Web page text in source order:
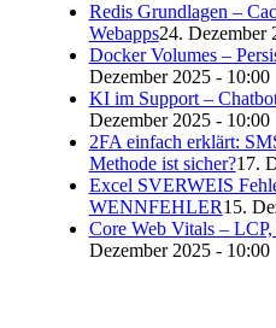
Redis Grundlagen –
Webapps24. Dezember
Docker Volumes –
Dezember 2025 - 10:00
KI im Support –
Dezember 2025 - 10:00
2FA einfach erklärt:
Methode ist sicher?17.
Excel SVERWEIS
WENNFEHLER15.
Core Web Vitals –
Dezember 2025 - 10:00